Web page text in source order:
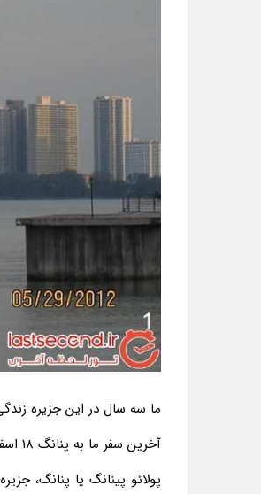
ما سه سال در این جزیره
آخرین سفر ما به پنانگ 18 اسفند 93 به مدت دو هفته بود.
پولائو پینانگ یا پنانگ،